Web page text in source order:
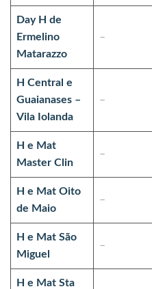
Day H de
Ermelino
Matarazzo
–
H Central e
Guaianases –
Vila Iolanda
–
H e Mat
Master Clin
–
H e Mat Oito
de Maio
–
H e Mat São
Miguel
–
H e Mat Sta